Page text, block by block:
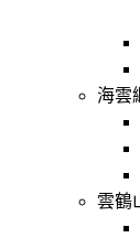
海雲
雲鶴